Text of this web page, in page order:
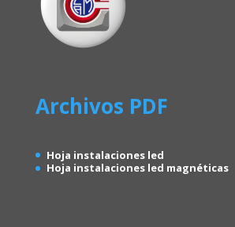
Archivos PDF
Hoja instalaciones led
Hoja instalaciones led magnéticas